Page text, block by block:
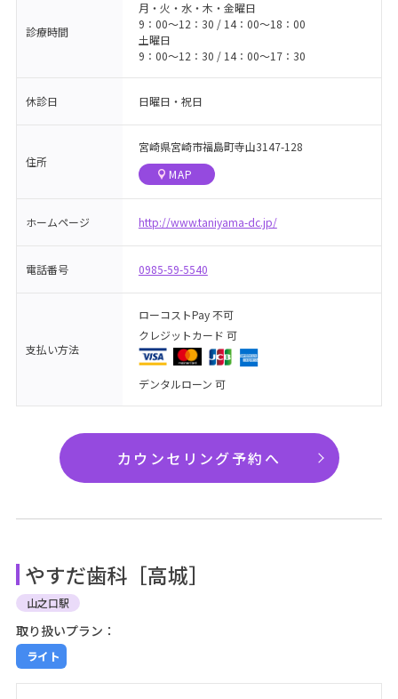
診療時間
月・火・水・木・金曜日
9：00～12：30 / 14：00～18：00
土曜日
9：00～12：30 / 14：00～17：30
休診日 日曜日・祝日
住所
宮崎県宮崎市福島町寺山3147-128
MAP
ホームページ http://www.taniyama-dc.jp/
電話番号 0985-59-5540
支払い方法
ローコストPay 不可
クレジットカード 可
デンタルローン 可
カウンセリング予約へ
やすだ歯科［高城］
山之口駅
取り扱いプラン：
ライト